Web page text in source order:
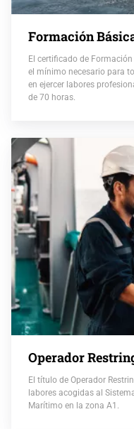
Formación
El certificado de
el mínimo necesario para
en ejercer labores
de 70 horas.
Operador
El título de Operador
labores acogidas al
Marítimo en la zona A1.